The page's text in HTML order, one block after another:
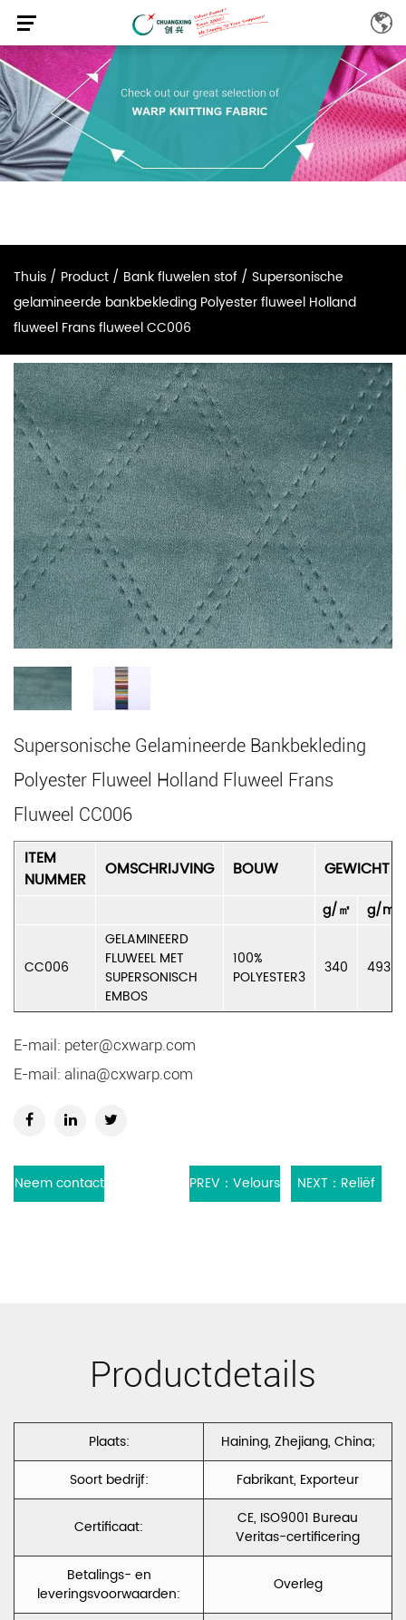
Thuis / Product / Bank fluwelen stof / Supersonische
gelamineerde bankbekleding Polyester fluweel Holland
fluweel Frans fluweel CC006
Supersonische Gelamineerde Bankbekleding
Polyester Fluweel Holland Fluweel Frans
Fluweel CC006
ITEM
NUMMER
OMSCHRIJVING BOUW GEWICHT
g/㎡ g/m
CC006
GELAMINEERD
FLUWEEL MET
SUPERSONISCH
EMBOS
100%
POLYESTER3
340 493
E-mail: peter@cxwarp.com
E-mail: alina@cxwarp.com
Neem contact
PREV：Velours
Holland
Fluweel
CC250
NEXT：Reliëf
Holland
Fluweel
CC002
Productdetails
Plaats:
Haining, Zhejiang, China;
Soort bedrijf:
Fabrikant, Exporteur
Certificaat:
CE, ISO9001 Bureau
Veritas-certificering
Betalings- en
leveringsvoorwaarden:
Overleg